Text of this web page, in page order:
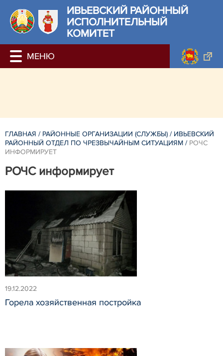
ИВЬЕВСКИЙ РАЙОННЫЙ
ИСПОЛНИТЕЛЬНЫЙ
КОМИТЕТ
ГЛАВНАЯ / РАЙОННЫЕ ОРГАНИЗАЦИИ (СЛУЖБЫ) / ИВЬЕВСКИЙ
РАЙОННЫЙ ОТДЕЛ ПО ЧРЕЗВЫЧАЙНЫМ СИТУАЦИЯМ / РОЧС
ИНФОРМИРУЕТ
РОЧС информирует
19.12.2022
Горела хозяйственная постройка